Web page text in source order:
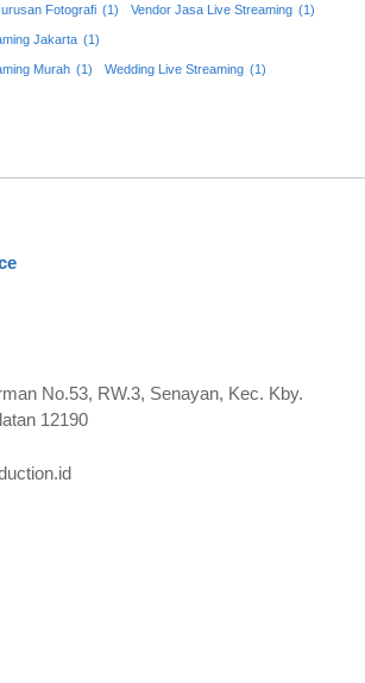
Fotografi (1) Vendor Jasa Live Streaming (1)
Jakarta (1)
Murah (1) Wedding Live Streaming (1)
No.53, RW.3, Senayan, Kec. Kby.
12190